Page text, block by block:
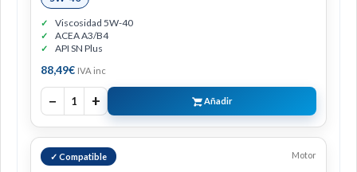
Viscosidad 5W-40
ACEA A3/B4
API SN Plus
88,49€ IVA inc
− 1 + Añadir
✓ Compatible Motor